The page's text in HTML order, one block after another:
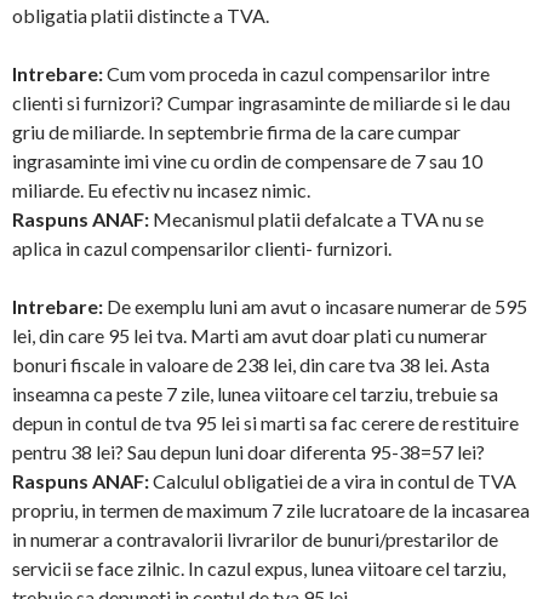
obligatia platii distincte a TVA.
Intrebare:Cum vom proceda in cazul compensarilor intre
clienti si furnizori? Cumpar ingrasaminte de miliarde si le dau
griu de miliarde. In septembrie firma de la care cumpar
ingrasaminte imi vine cu ordin de compensare de 7 sau 10
miliarde. Eu efectiv nu incasez nimic.
Raspuns ANAF: Mecanismul platii defalcate a TVA nu se
aplica in cazul compensarilor clienti- furnizori.
Intrebare: De exemplu luni am avut o incasare numerar de 595
lei, din care 95 lei tva. Marti am avut doar plati cu numerar
bonuri fiscale in valoare de 238 lei, din care tva 38 lei. Asta
inseamna ca peste 7 zile, lunea viitoare cel tarziu, trebuie sa
depun in contul de tva 95 lei si marti sa fac cerere de restituire
pentru 38 lei? Sau depun luni doar diferenta 95-38=57 lei?
Raspuns ANAF:Calculul obligatiei de a vira in contul de TVA
propriu, in termen de maximum 7 zile lucratoare de la incasarea
in numerar a contravalorii livrarilor de bunuri/prestarilor de
servicii se face zilnic. In cazul expus, lunea viitoare cel tarziu,